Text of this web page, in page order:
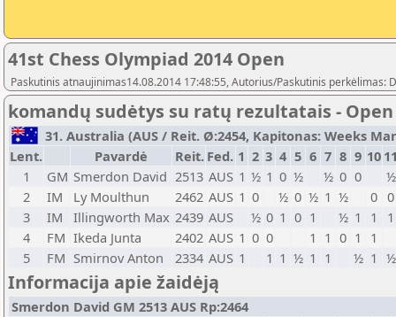
41st Chess Olympiad 2014 Open
Paskutinis atnaujinimas14.08.2014 17:48:55, Autorius/Paskutinis perkėlimas:
komandų sudėtys su ratų rezultatais - Open
31. Australia (AUS / Reit. Ø:2454, Kapitonas: Weeks
Lent.
Pavardė Reit. Fed. 1 2 3 4 5 6 7 8 9 10
1
GM Smerdon David 2513 AUS 1 ½ 1 0 ½ ½ 0 0
½
2
IM Ly Moulthun 2462 AUS 1 0 ½ 0 ½ 1 ½ 0 0
3
IM Illingworth Max 2439 AUS ½ 0 1 0 1 ½ 1 1
1
4
FM Ikeda Junta 2402 AUS 1 0 0 1 1 0 1
1
5
FM Smirnov Anton 2334 AUS 1 1 1 ½ 1 1 ½ 1 ½
Informacija apie žaidėją
Smerdon David GM 2513 AUS Rp:2464